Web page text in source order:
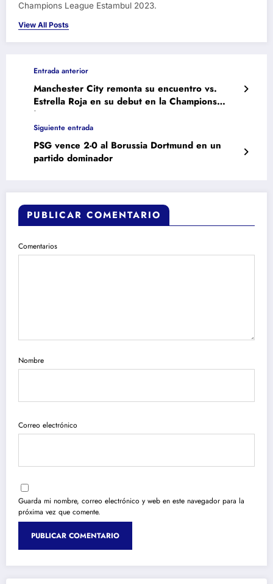
Champions League Estambul 2023.
View All Posts
Entrada anterior
Manchester City remonta su encuentro vs.
Estrella Roja en su debut en la Champions
League
Siguiente entrada
PSG vence 2-0 al Borussia Dortmund en un
partido dominador
PUBLICAR COMENTARIO
Comentarios
Nombre
Correo electrónico
Guarda mi nombre, correo electrónico y web en este navegador para la
próxima vez que comente.